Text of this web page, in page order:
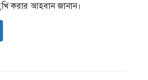
করার আহবান জানান।